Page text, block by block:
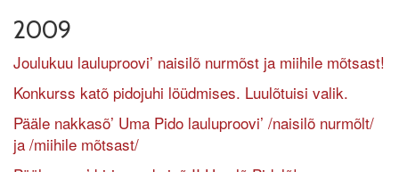
2009
Joulukuu lauluproovi’ naisilõ nurmõst ja miihile mõtsast!
Konkurss katõ pidojuhi löüdmises. Luulõtuisi valik.
Pääle nakkasõ’ Uma Pido lauluproovi’ /naisilõ nurmõlt/
ja /miihile mõtsast/